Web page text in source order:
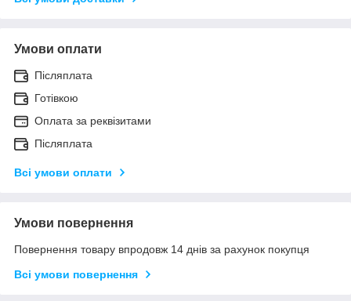
Умови оплати
Післяплата
Готівкою
Оплата за реквізитами
Післяплата
Всі умови оплати
Умови повернення
Повернення товару впродовж 14 днів за рахунок покупця
Всі умови повернення